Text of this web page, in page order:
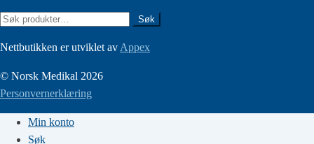
Søk
Søk
Nettbutikken er utviklet av Appex
© Norsk Medikal 2026
Personvernerklæring
Min konto
Søk